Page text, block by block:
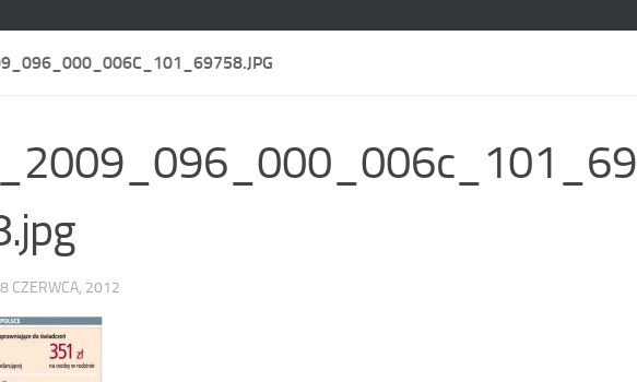
CZERWCA, 2012